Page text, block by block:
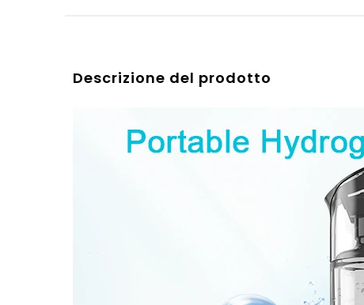
Descrizione del prodotto